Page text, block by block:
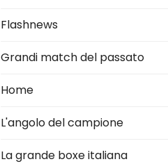
Flashnews
Grandi match del passato
Home
L'angolo del campione
La grande boxe italiana